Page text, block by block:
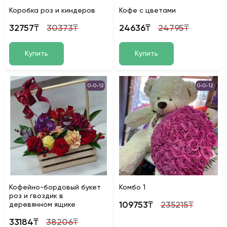
Коробка роз и киндеров
32757₸ 30373₸
Купить
Кофе с цветами
24636₸ 24795₸
Купить
0-0-12
Кофейно-бордовый букет
роз и гвоздик в
деревянном ящике
33184₸ 38206₸
0-0-12
Koмбo 1
109753₸ 235215₸